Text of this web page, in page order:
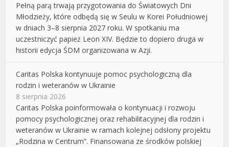
Pełną parą trwają przygotowania do Światowych Dni
Młodzieży, które odbędą się w Seulu w Korei Południowej
w dniach 3–8 sierpnia 2027 roku. W spotkaniu ma
uczestniczyć papież Leon XIV. Będzie to dopiero druga w
historii edycja ŚDM organizowana w Azji.
Caritas Polska kontynuuje pomoc psychologiczną dla
rodzin i weteranów w Ukrainie
8 sierpnia 2026
Caritas Polska poinformowała o kontynuacji i rozwoju
pomocy psychologicznej oraz rehabilitacyjnej dla rodzin i
weteranów w Ukrainie w ramach kolejnej odsłony projektu
„Rodzina w Centrum”. Finansowana ze środków polskiej